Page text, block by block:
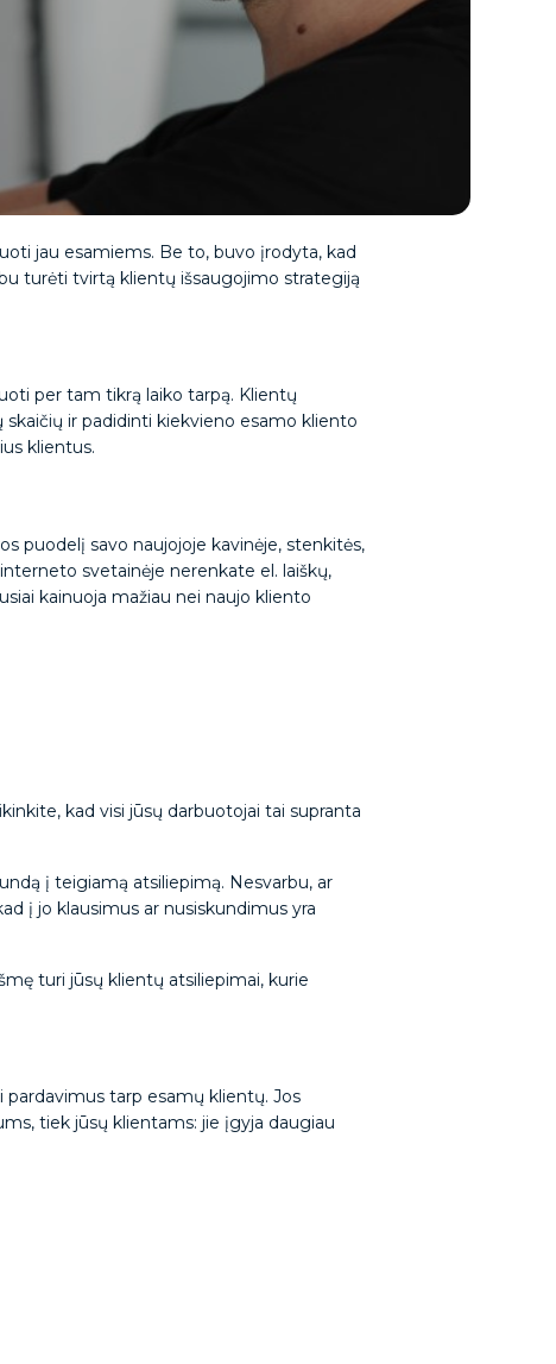
jau esamiems. Be to, buvo įrodyta, kad
turėti tvirtą klientų išsaugojimo strategiją
per tam tikrą laiko tarpą. Klientų
ir padidinti kiekvieno esamo kliento
klientus.
puodelį savo naujojoje kavinėje, stenkitės,
svetainėje nerenkate el. laiškų,
kainuoja mažiau nei naujo kliento
kad visi jūsų darbuotojai tai supranta
į teigiamą atsiliepimą. Nesvarbu, ar
į jo klausimus ar nusiskundimus yra
turi jūsų klientų atsiliepimai, kurie
tarp esamų klientų. Jos
tiek jūsų klientams: jie įgyja daugiau